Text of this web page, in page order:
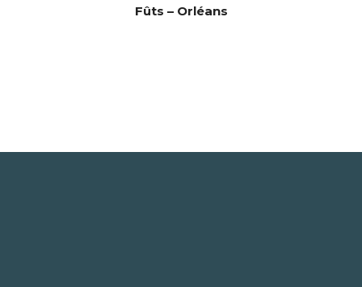
Fûts – Orléans